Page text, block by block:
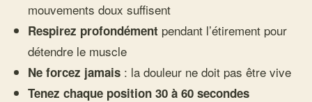
mouvements doux suffisent
Respirez profondément pendant l’étirement pour
détendre le muscle
Ne forcez jamais : la douleur ne doit pas être vive
Tenez chaque position 30 à 60 secondes